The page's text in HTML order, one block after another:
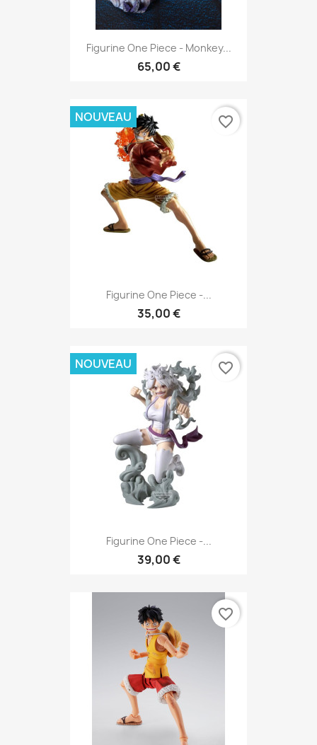
Figurine One Piece - Monkey...
65,00 €
Figurine One Piece -...
35,00 €
NOUVEAU favorite_border
Figurine One Piece -...
39,00 €
NOUVEAU favorite_border
favorite_border